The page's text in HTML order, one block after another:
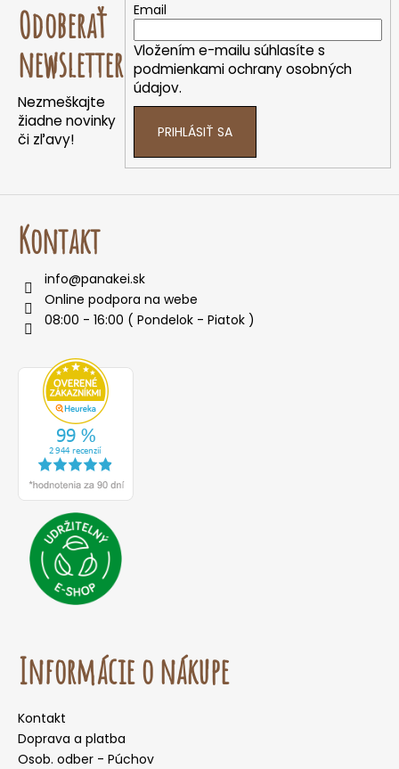
Odoberať
newsletter
Nezmeškajte
žiadne novinky
či zľavy!
Email
Vložením e-mailu súhlasíte s
podmienkami ochrany osobných
údajov.
PRIHLÁSIŤ SA
Kontakt
info@panakei.sk
Online podpora na webe
08:00 - 16:00 ( Pondelok - Piatok )
Informácie o nákupe
Kontakt
Doprava a platba
Osob. odber - Púchov